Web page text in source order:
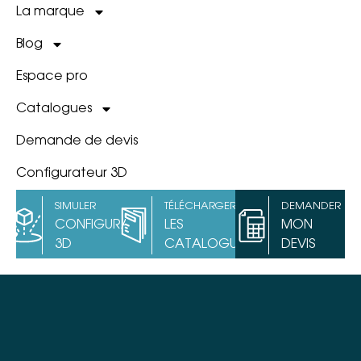
La marque
Blog
Espace pro
Catalogues
Demande de devis
Configurateur 3D
SIMULER
CONFIGURATEUR
3D
TÉLÉCHARGER
LES
CATALOGUES
DEMANDER
MON
DEVIS